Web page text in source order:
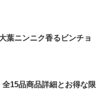
葉ニンニク香るビンチョ
15品商品詳細とお得な限